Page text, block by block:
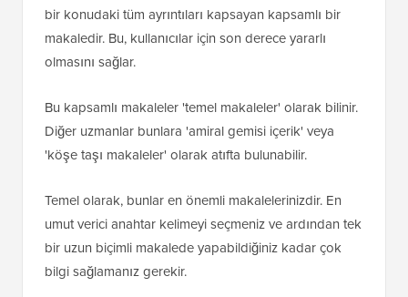
bir konudaki tüm ayrıntıları kapsayan kapsamlı bir
makaledir. Bu, kullanıcılar için son derece yararlı
olmasını sağlar.
Bu kapsamlı makaleler 'temel makaleler' olarak bilinir.
Diğer uzmanlar bunlara 'amiral gemisi içerik' veya
'köşe taşı makaleler' olarak atıfta bulunabilir.
Temel olarak, bunlar en önemli makalelerinizdir. En
umut verici anahtar kelimeyi seçmeniz ve ardından tek
bir uzun biçimli makalede yapabildiğiniz kadar çok
bilgi sağlamanız gerekir.